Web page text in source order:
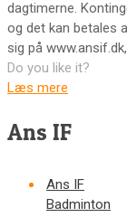
dagtimerne.
og det kan betales
sig på
Do you like it?
Læs mere
Ans IF
Ans IF
Badminton